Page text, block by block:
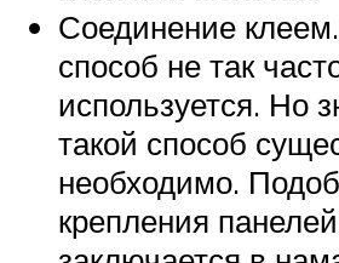
Соединение
способ не так
используется. Но
такой способ
необходимо.
крепления